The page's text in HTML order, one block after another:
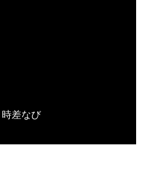
時差なび